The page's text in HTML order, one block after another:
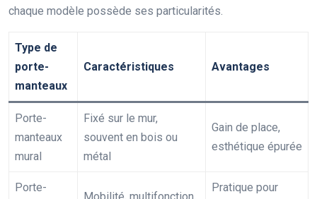
chaque modèle possède ses particularités.
Type de
porte-
manteaux
Caractéristiques Avantages
Porte-
manteaux
mural
Fixé sur le mur,
souvent en bois ou
métal
Gain de place,
esthétique épurée
Porte-
Pratique pour